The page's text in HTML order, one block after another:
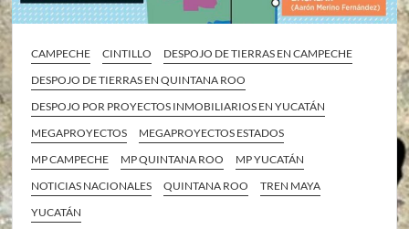
CAMPECHE CINTILLO
DESPOJO DE TIERRAS EN CAMPECHE
DESPOJO DE TIERRAS EN QUINTANA ROO
DESPOJO POR PROYECTOS INMOBILIARIOS EN YUCATÁN
MEGAPROYECTOS
MEGAPROYECTOS ESTADOS
MP CAMPECHE
MP QUINTANA ROO
MP YUCATÁN
NOTICIAS NACIONALES
QUINTANA ROO
TREN MAYA
YUCATÁN